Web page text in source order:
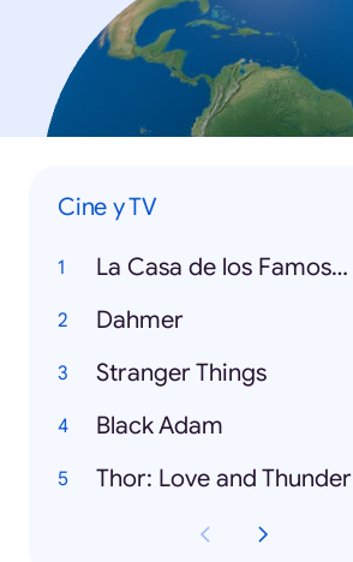
Cine y TV
La Casa de los Famosos
Dahmer
Stranger Things
Black Adam
Thor: Love and Thunder